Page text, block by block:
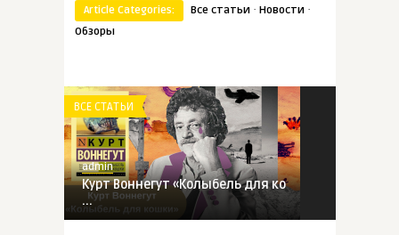
Article Categories:
Все статьи · Новости ·
Обзоры
ВСЕ СТАТЬИ
admin
Курт Воннегут «Колыбель для ко
...